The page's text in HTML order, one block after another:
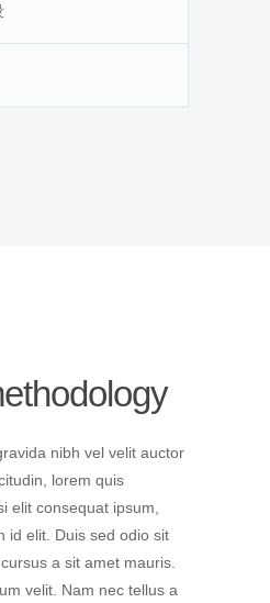
nibh vel velit auctor
lorem quis
elit consequat ipsum,
id elit. Duis sed odio sit
a sit amet mauris.
velit. Nam nec tellus a